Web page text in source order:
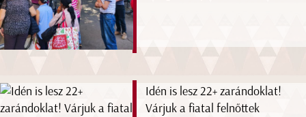
Idén is lesz 22+ zarándoklat!
Várjuk a fiatal felnőttek